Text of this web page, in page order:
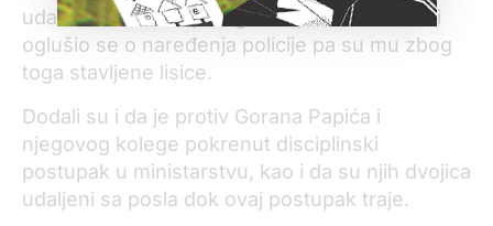
udaraca šezdesetpetogodišnjem muškarcu i
oglušio se o naređenja policije pa su mu zbog
toga stavljene lisice.
Dodali su i da je protiv Gorana Papića i
njegovog kolege pokrenut disciplinski
postupak u ministarstvu, kao i da su njih dvojica
udaljeni sa posla dok ovaj postupak traje.